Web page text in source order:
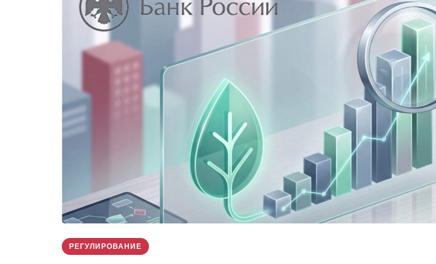
РЕГУЛИРОВАНИЕ